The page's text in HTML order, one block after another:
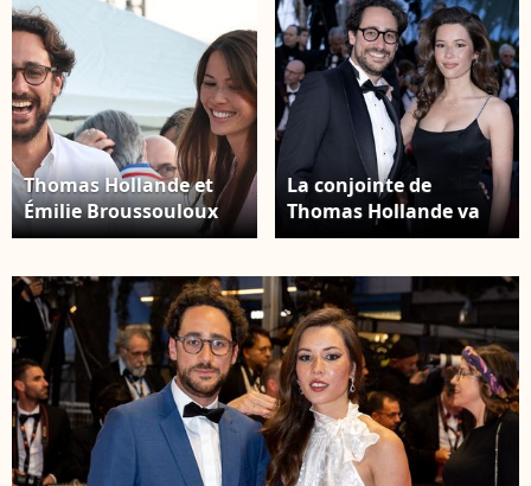
Thomas Hollande et
Émilie Broussouloux
assistent à la «
Party » à la Paris Yacht
Marina le 21 juin 2022
à Paris, en France.
Photo de Nasser
Berzane/ABACAPRESS.COM
La conjointe de
Thomas Hollande va
quitter BFMTV à la
Thomas Hollande et
son épouse Emilie
Broussouloux - Montée
des marches du film «
Karma » lors du 79e
Festival international
du film de Cannes, le
15 mai 2026. © Olivier